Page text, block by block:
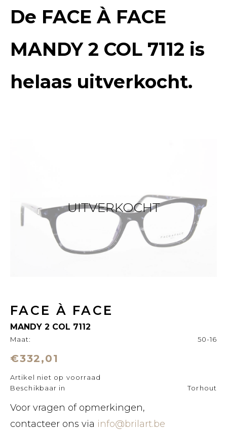
De FACE À FACE
MANDY 2 COL 7112 is
helaas uitverkocht.
UITVERKOCHT
FACE À FACE
MANDY 2 COL 7112
Maat: 50-16
€332,01
Artikel niet op voorraad
Beschikbaar in
Torhout
Voor vragen of opmerkingen,
contacteer ons via info@brilart.be